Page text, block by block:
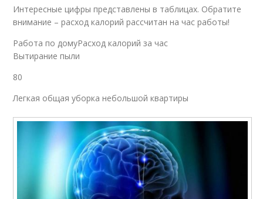
Интересные цифры представлены в таблицах. Обратите
внимание – расход калорий рассчитан на час работы!
Работа по домуРасход калорий за час
Вытирание пыли
80
Легкая общая уборка небольшой квартиры